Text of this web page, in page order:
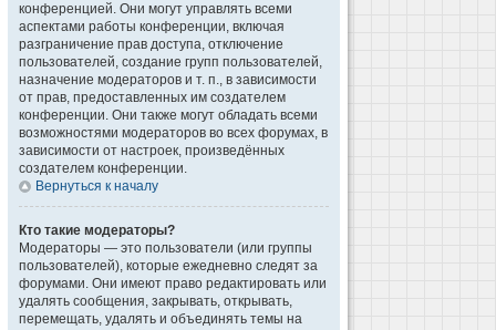
конференцией. Они могут управлять всеми
аспектами работы конференции, включая
разграничение прав доступа, отключение
пользователей, создание групп пользователей,
назначение модераторов и т. п., в зависимости
от прав, предоставленных им создателем
конференции. Они также могут обладать всеми
возможностями модераторов во всех форумах, в
зависимости от настроек, произведённых
создателем конференции.
Вернуться к началу
Кто такие модераторы?
Модераторы — это пользователи (или группы
пользователей), которые ежедневно следят за
форумами. Они имеют право редактировать или
удалять сообщения, закрывать, открывать,
перемещать, удалять и объединять темы на